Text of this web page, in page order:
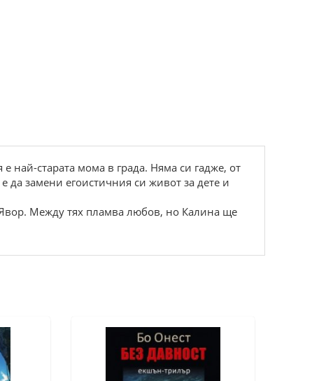
най-старата мома в града. Няма си гадже, от
да замени егоистичния си живот за дете и
Между тях пламва любов, но Калина ще